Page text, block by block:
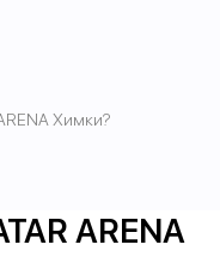
Химки?
ARENA